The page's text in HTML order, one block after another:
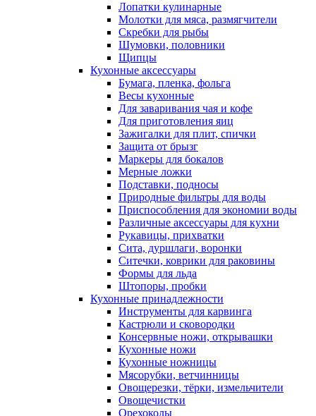
Лопатки кулинарные
Молотки для мяса, размягчители
Скребки для рыбы
Шумовки, половники
Щипцы
Кухонные аксессуары
Бумага, пленка, фольга
Весы кухонные
Для заваривания чая и кофе
Для приготовления яиц
Зажигалки для плит, спички
Защита от брызг
Маркеры для бокалов
Мерные ложки
Подставки, подносы
Природные фильтры для воды
Приспособления для экономии воды
Различные аксессуары для кухни
Рукавицы, прихватки
Сита, дуршлаги, воронки
Ситечки, коврики для раковины
Формы для льда
Штопоры, пробки
Кухонные принадлежности
Инструменты для карвинга
Кастрюли и сковородки
Консервные ножи, открывашки
Кухонные ножи
Кухонные ножницы
Мясорубки, ветчинницы
Овощерезки, тёрки, измельчители
Овощечистки
Орехоколы